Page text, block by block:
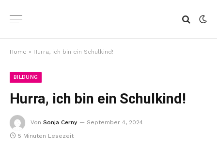
Home » Hurra, ich bin ein Schulkind!
BILDUNG
Hurra, ich bin ein Schulkind!
Von Sonja Cerny
September 4, 2024
5 Minuten Lesezeit